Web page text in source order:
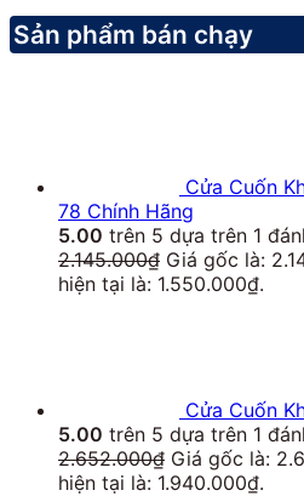
Sản phẩm bán chạy
Cửa Cuốn
78 Chính Hãng
5.00 trên 5 dựa trên 1
2.145.000₫ Giá gốc là:
hiện tại là: 1.550.000₫.
Cửa Cuốn
5.00 trên 5 dựa trên 1
2.652.000₫ Giá gốc là:
hiện tại là: 1.940.000₫.